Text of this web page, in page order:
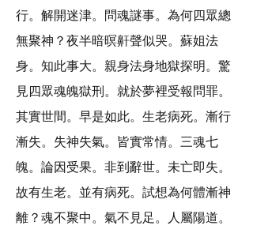
行。解開迷津。問魂謎事。為何四眾總
無聚神？夜半暗暝鼾聲似哭。蘇姐法
身。知此事大。親身法身地獄探明。驚
見四眾魂魄獄刑。就於夢裡受報問罪。
其實世間。早是如此。生老病死。漸行
漸失。失神失氣。皆實常情。三魂七
魄。論因受果。非到辭世。未亡即失。
故有生老。並有病死。試想為何體漸神
離？魂不聚中。氣不見足。人屬陽道。